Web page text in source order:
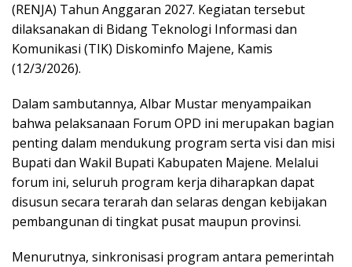
(RENJA) Tahun Anggaran 2027. Kegiatan tersebut
dilaksanakan di Bidang Teknologi Informasi dan
Komunikasi (TIK) Diskominfo Majene, Kamis
(12/3/2026).
Dalam sambutannya, Albar Mustar menyampaikan
bahwa pelaksanaan Forum OPD ini merupakan bagian
penting dalam mendukung program serta visi dan misi
Bupati dan Wakil Bupati Kabupaten Majene. Melalui
forum ini, seluruh program kerja diharapkan dapat
disusun secara terarah dan selaras dengan kebijakan
pembangunan di tingkat pusat maupun provinsi.
Menurutnya, sinkronisasi program antara pemerintah